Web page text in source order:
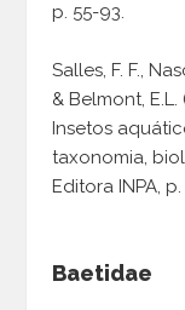
p. 55-93.
Salles, F. F.,
& Belmont,
Insetos
taxonomia,
Editora INPA, p.
Baetidae